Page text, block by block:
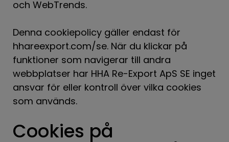
och WebTrends.
Denna cookiepolicy gäller endast för
hhareexport.com/se. När du klickar på
funktioner som navigerar till andra
webbplatser har HHA Re-Export ApS SE inget
ansvar för eller kontroll över vilka cookies
som används.
Cookies på